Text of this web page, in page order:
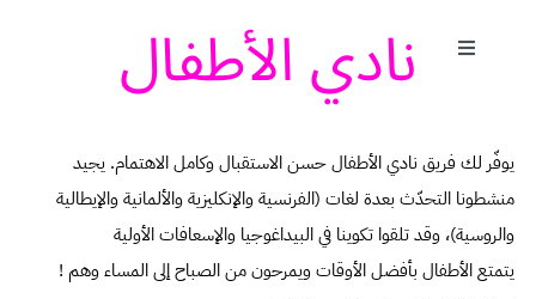
Toggle
الاستقبال
الحديقة المائية
الغرف
نادي الأطفال
يوفّر لك فريق نادي الأطفال حسن الاستقبال وكامل الاهتمام. يجيد
منشطونا التحدّث بعدة لغات (الفرنسية والإنكليزية والألمانية والإيطالية
والروسية)، وقد تلقوا تكوينا في البيداغوجيا والإسعافات الأولية
! يتمتع الأطفال بأفضل الأوقات ويمرحون من الصباح إلى المساء وهم